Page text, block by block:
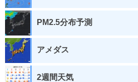
PM2.5分布予測
アメダス
2週間天気